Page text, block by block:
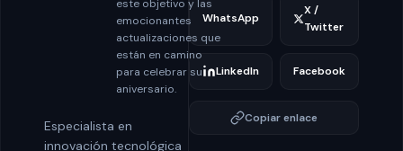
este objetivo y las
emocionantes
actualizaciones que
están en camino
para celebrar su
aniversario.
Especialista en
innovación tecnológica
WhatsApp
X /
Twitter
LinkedIn Facebook
Copiar enlace